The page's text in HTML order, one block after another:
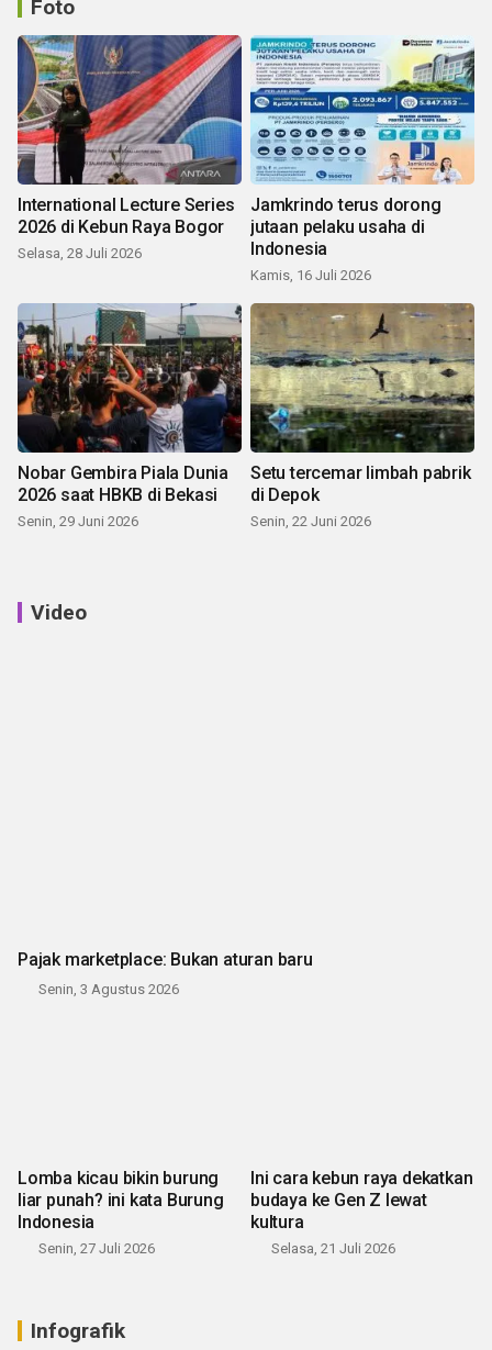
Foto
International Lecture Series
2026 di Kebun Raya Bogor
Selasa, 28 Juli 2026
Jamkrindo terus dorong
jutaan pelaku usaha di
Indonesia
Kamis, 16 Juli 2026
Nobar Gembira Piala Dunia
2026 saat HBKB di Bekasi
Senin, 29 Juni 2026
Setu tercemar limbah pabrik
di Depok
Senin, 22 Juni 2026
Video
Pajak marketplace: Bukan aturan baru
Senin, 3 Agustus 2026
Lomba kicau bikin burung
liar punah? ini kata Burung
Indonesia
Senin, 27 Juli 2026
Ini cara kebun raya dekatkan
budaya ke Gen Z lewat
kultura
Selasa, 21 Juli 2026
Infografik